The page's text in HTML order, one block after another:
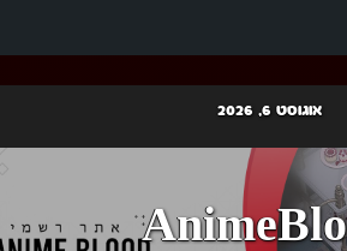
אוגוסט 6, 2026